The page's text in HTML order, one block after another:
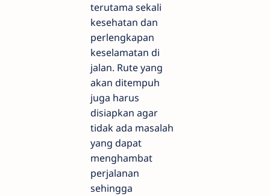
terutama sekali
kesehatan dan
perlengkapan
keselamatan di
jalan. Rute yang
akan ditempuh
juga harus
disiapkan agar
tidak ada masalah
yang dapat
menghambat
perjalanan
sehingga